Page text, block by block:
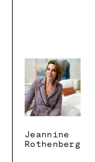
Jeannine
Rothenberg